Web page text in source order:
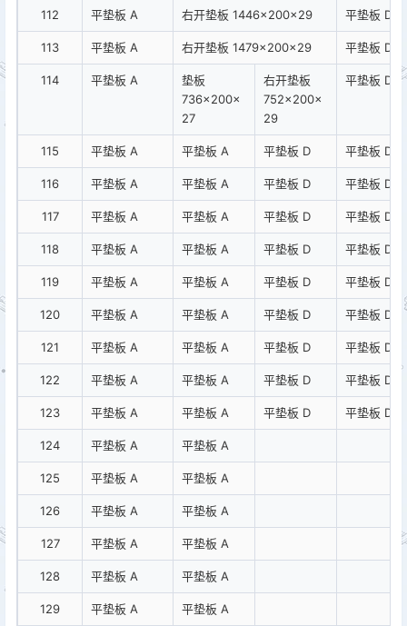
112 平垫板 A 右开垫板 1446×200×29 平垫板 D
113 平垫板 A 右开垫板 1479×200×29 平垫板 D
114 平垫板 A
垫板
736×200×
27
右开垫板
752×200×
29
平垫板 D
115 平垫板 A 平垫板 A 平垫板 D 平垫板 D
116 平垫板 A 平垫板 A 平垫板 D 平垫板 D
117 平垫板 A 平垫板 A 平垫板 D 平垫板 D
118 平垫板 A 平垫板 A 平垫板 D 平垫板 D
119 平垫板 A 平垫板 A 平垫板 D 平垫板 D
120 平垫板 A 平垫板 A 平垫板 D 平垫板 D
121 平垫板 A 平垫板 A 平垫板 D 平垫板 D
122 平垫板 A 平垫板 A 平垫板 D 平垫板 D
123 平垫板 A 平垫板 A 平垫板 D 平垫板 D
124 平垫板 A 平垫板 A
125 平垫板 A 平垫板 A
126 平垫板 A 平垫板 A
127 平垫板 A 平垫板 A
128 平垫板 A 平垫板 A
129 平垫板 A 平垫板 A